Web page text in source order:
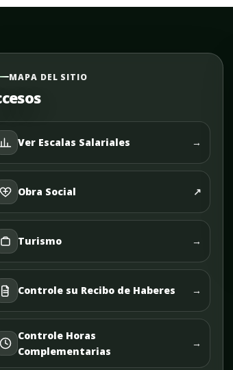
MAPA DEL SITIO
Ver Escalas Salariales →
Obra Social ↗
Turismo →
Controle su Recibo de Haberes →
Controle Horas
Complementarias
→